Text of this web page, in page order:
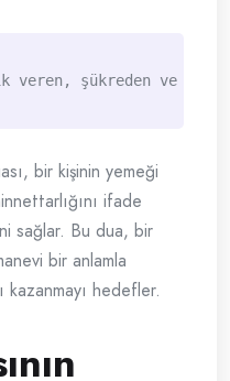
bir kişinin yemeği
ifade
sağlar. Bu dua, bir
bir anlamla
kazanmayı hedefler.